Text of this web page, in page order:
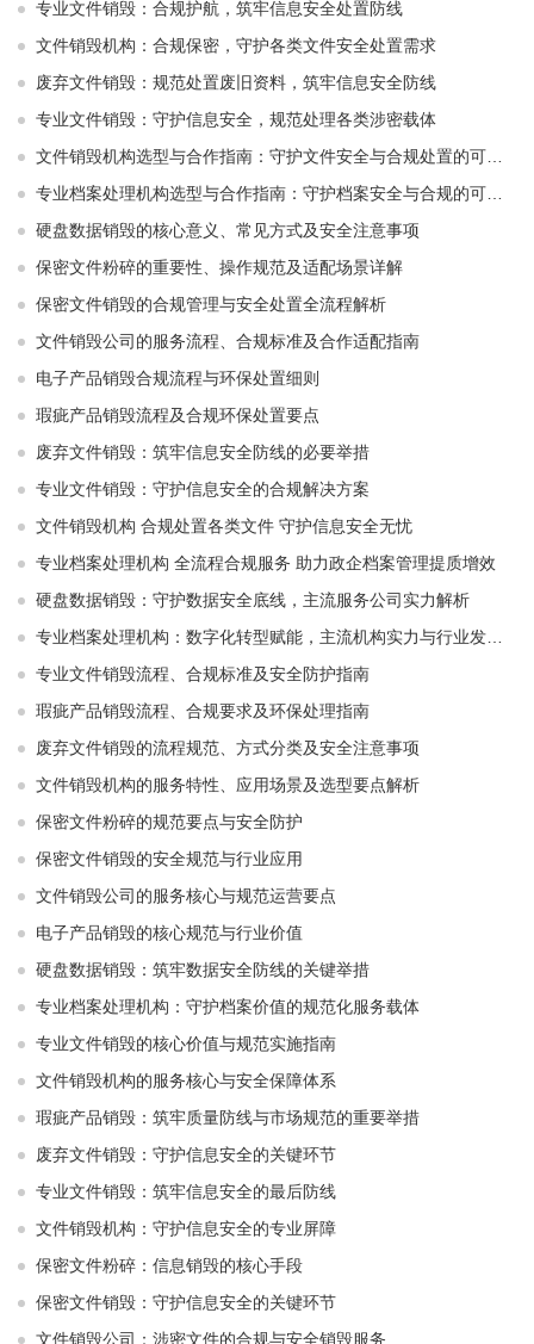
专业文件销毁：合规护航，筑牢信息安全处置防线
文件销毁机构：合规保密，守护各类文件安全处置需求
废弃文件销毁：规范处置废旧资料，筑牢信息安全防线
专业文件销毁：守护信息安全，规范处理各类涉密载体
文件销毁机构选型与合作指南：守护文件安全与合规处置的可靠选择
专业档案处理机构选型与合作指南：守护档案安全与合规的可靠伙伴
硬盘数据销毁的核心意义、常见方式及安全注意事项
保密文件粉碎的重要性、操作规范及适配场景详解
保密文件销毁的合规管理与安全处置全流程解析
文件销毁公司的服务流程、合规标准及合作适配指南
电子产品销毁合规流程与环保处置细则
瑕疵产品销毁流程及合规环保处置要点
废弃文件销毁：筑牢信息安全防线的必要举措
专业文件销毁：守护信息安全的合规解决方案
文件销毁机构 合规处置各类文件 守护信息安全无忧
专业档案处理机构 全流程合规服务 助力政企档案管理提质增效
硬盘数据销毁：守护数据安全底线，主流服务公司实力解析
专业档案处理机构：数字化转型赋能，主流机构实力与行业发展解析
专业文件销毁流程、合规标准及安全防护指南
瑕疵产品销毁流程、合规要求及环保处理指南
废弃文件销毁的流程规范、方式分类及安全注意事项
文件销毁机构的服务特性、应用场景及选型要点解析
保密文件粉碎的规范要点与安全防护
保密文件销毁的安全规范与行业应用
文件销毁公司的服务核心与规范运营要点
电子产品销毁的核心规范与行业价值
硬盘数据销毁：筑牢数据安全防线的关键举措
专业档案处理机构：守护档案价值的规范化服务载体
专业文件销毁的核心价值与规范实施指南
文件销毁机构的服务核心与安全保障体系
瑕疵产品销毁：筑牢质量防线与市场规范的重要举措
废弃文件销毁：守护信息安全的关键环节
专业文件销毁：筑牢信息安全的最后防线
文件销毁机构：守护信息安全的专业屏障
保密文件粉碎：信息销毁的核心手段
保密文件销毁：守护信息安全的关键环节
文件销毁公司：涉密文件的合规与安全销毁服务